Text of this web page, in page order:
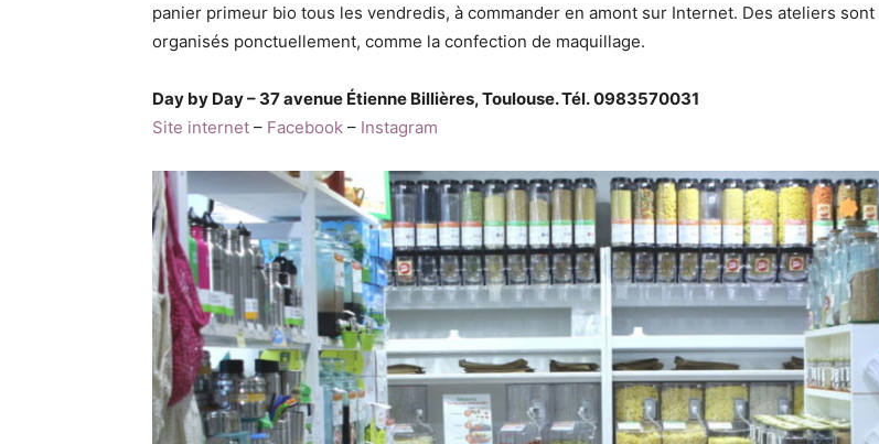
panier primeur bio tous les vendredis, à commander en amont sur Internet. Des ateliers sont
organisés ponctuellement, comme la confection de maquillage.
Day by Day – 37 avenue Étienne Billières, Toulouse. Tél. 0983570031
Site internet – Facebook – Instagram